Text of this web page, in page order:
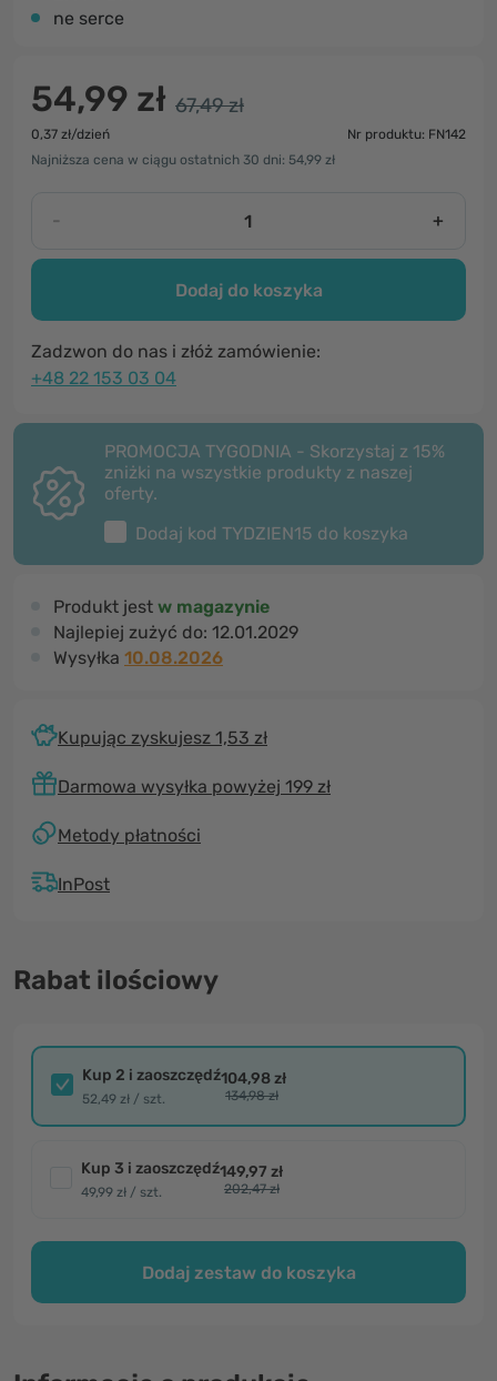
ne serce
54,99 zł 67,49 zł
0,37 zł/dzień
Nr produktu: FN142
Najniższa cena w ciągu ostatnich 30 dni: 54,99 zł
- +
Dodaj do koszyka
Zadzwon do nas i złóż zamówienie:
+48 22 153 03 04
PROMOCJA TYGODNIA - Skorzystaj z 15%
zniżki na wszystkie produkty z naszej
oferty.
Dodaj kod TYDZIEN15 do koszyka
Produkt jest w magazynie
Najlepiej zużyć do: 12.01.2029
Wysyłka 10.08.2026
Kupując zyskujesz 1,53 zł
Darmowa wysyłka powyżej 199 zł
Metody płatności
InPost
Rabat ilościowy
Kup 2 i zaoszczędź
52,49 zł / szt.
104,98 zł
134,98 zł
Kup 3 i zaoszczędź
49,99 zł / szt.
149,97 zł
202,47 zł
Dodaj zestaw do koszyka